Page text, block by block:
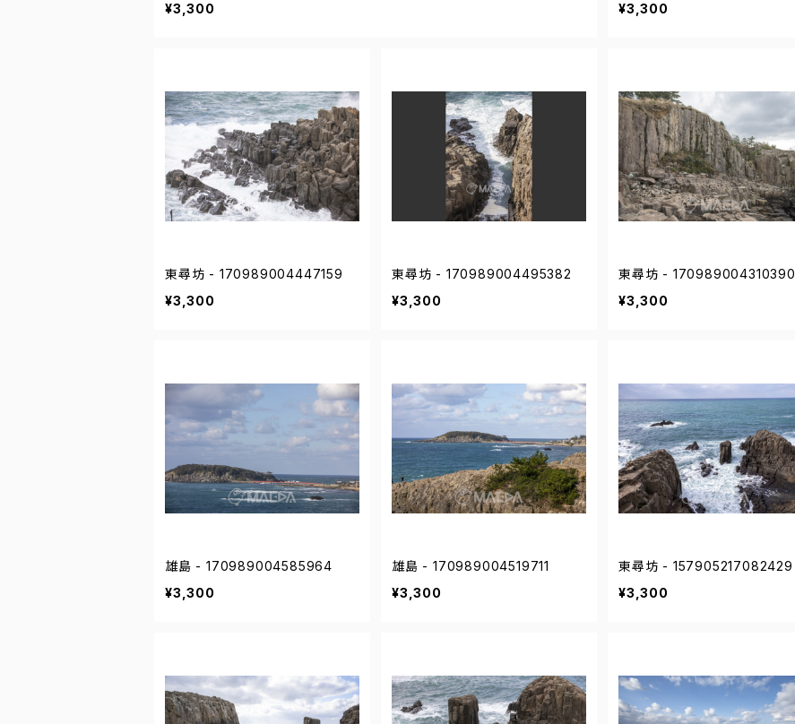
¥3,300
¥3,300
東尋坊 - 170989004447159
¥3,300
東尋坊 - 170989004495382
¥3,300
東尋坊 - 170989004310390
¥3,300
雄島 - 170989004585964
¥3,300
雄島 - 170989004519711
¥3,300
東尋坊 - 157905217082429
¥3,300